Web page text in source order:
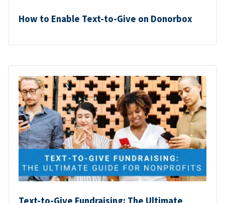
How to Enable Text-to-Give on Donorbox